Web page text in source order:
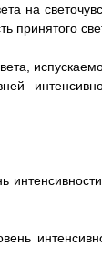
на
принятого